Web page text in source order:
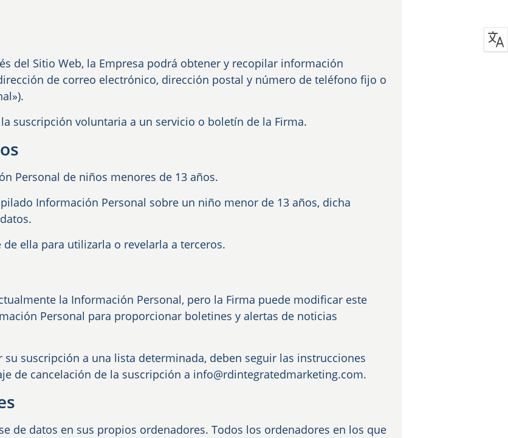
del Sitio Web, la Empresa podrá obtener y recopilar información
de correo electrónico, dirección postal y número de teléfono fijo o
suscripción voluntaria a un servicio o boletín de la Firma.
Personal de niños menores de 13 años.
Información Personal sobre un niño menor de 13 años, dicha
ella para utilizarla o revelarla a terceros.
la Información Personal, pero la Firma puede modificar este
Personal para proporcionar boletines y alertas de noticias
suscripción a una lista determinada, deben seguir las instrucciones
de cancelación de la suscripción a info@rdintegratedmarketing.com.
de datos en sus propios ordenadores. Todos los ordenadores en los que